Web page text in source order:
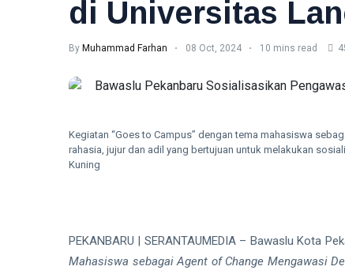
di Universitas
By Muhammad Farhan 08 Oct, 2024 10 mins read
Kegiatan “Goes to Campus” dengan tema mahasiswa
rahasia, jujur dan adil yang bertujuan untuk melakukan
Kuning
PEKANBARU | SERANTAUMEDIA – Bawaslu Kota
Mahasiswa sebagai Agent of Change Mengawasi